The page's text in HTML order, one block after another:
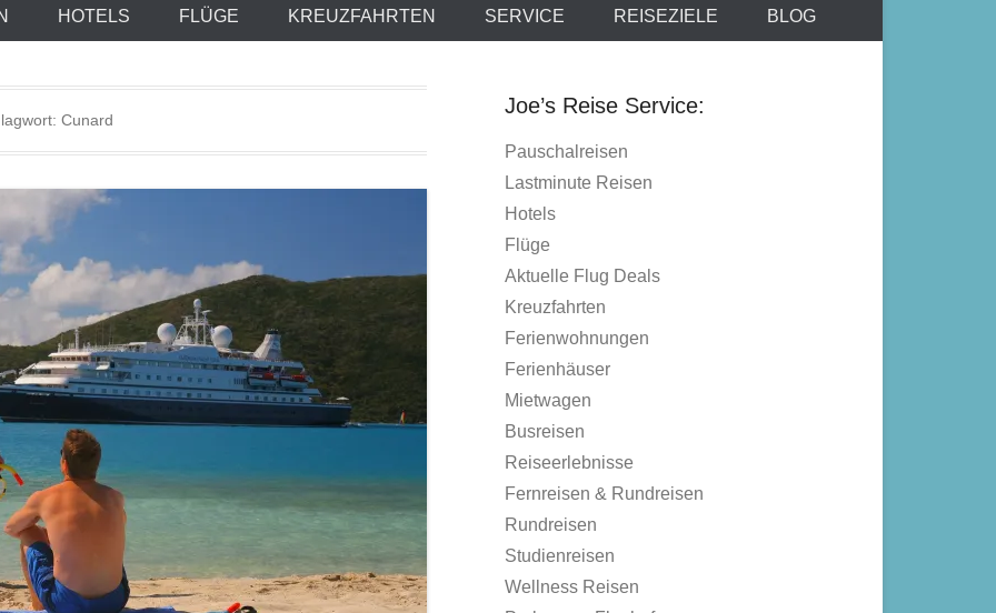
HOTELS FLÜGE KREUZFAHRTEN SERVICE REISEZIELE BLOG
Cunard
Joe’s Reise Service:
Pauschalreisen
Lastminute Reisen
Hotels
Flüge
Aktuelle Flug Deals
Kreuzfahrten
Ferienwohnungen
Ferienhäuser
Mietwagen
Busreisen
Reiseerlebnisse
Fernreisen & Rundreisen
Rundreisen
Studienreisen
Wellness Reisen